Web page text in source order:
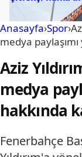
Anasayfa›Spor›
medya
Aziz
medya
hakkında
Fenerbahçe